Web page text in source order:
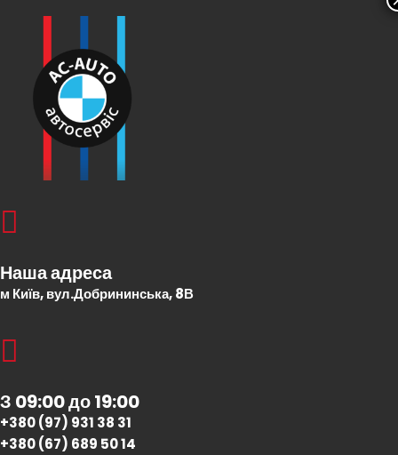
Наша адреса
м Київ, вул.Добрининська, 8В
З 09:00 до 19:00
+380 (97) 931 38 31
+380 (67) 689 50 14